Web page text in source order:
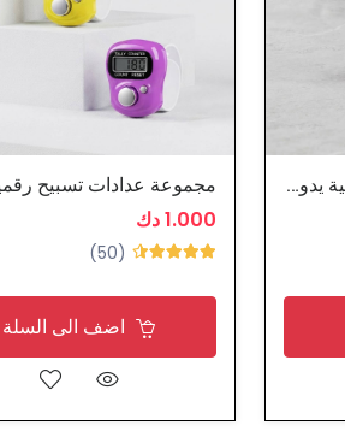
مجموعة عدادات تسبيح رقمية يدوية
1.000 دك
(50)
اضف الى السلة